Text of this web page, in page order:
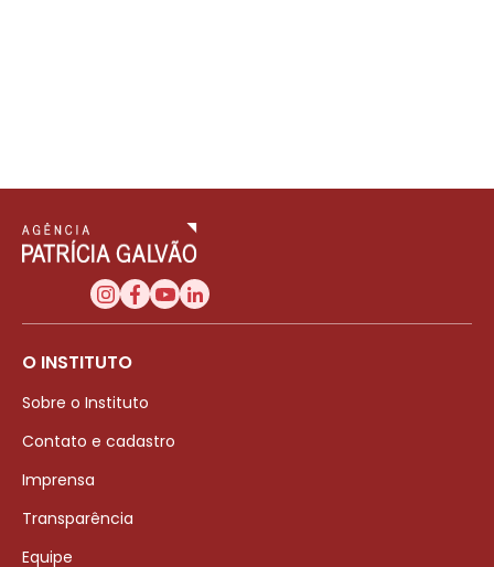
O INSTITUTO
Sobre o Instituto
Contato e cadastro
Imprensa
Transparência
Equipe